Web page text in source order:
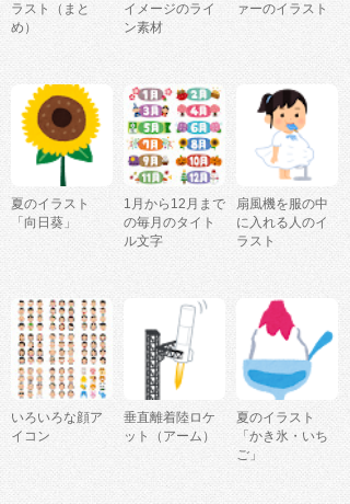
ラスト（まと
め）
イメージのライ
ン素材
ァーのイラスト
夏のイラスト
「向日葵」
1月から12月まで
の毎月のタイト
ル文字
扇風機を服の中
に入れる人のイ
ラスト
いろいろな顔ア
イコン
垂直離着陸ロケ
ット（アーム）
夏のイラスト
「かき氷・いち
ご」